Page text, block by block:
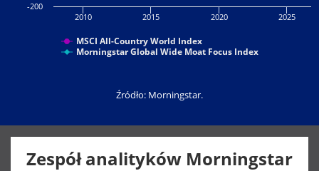
2010 2015 2020 2025
-200
MSCI All-Country World Index
Morningstar Global Wide Moat Focus Index
Źródło: Morningstar.
Zespół analityków Morningstar